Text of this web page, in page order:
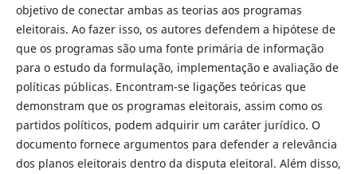
objetivo de conectar ambas as teorias aos programas
eleitorais. Ao fazer isso, os autores defendem a hipótese de
que os programas são uma fonte primária de informação
para o estudo da formulação, implementação e avaliação de
políticas públicas. Encontram-se ligações teóricas que
demonstram que os programas eleitorais, assim como os
partidos políticos, podem adquirir um caráter jurídico. O
documento fornece argumentos para defender a relevância
dos planos eleitorais dentro da disputa eleitoral. Além disso,